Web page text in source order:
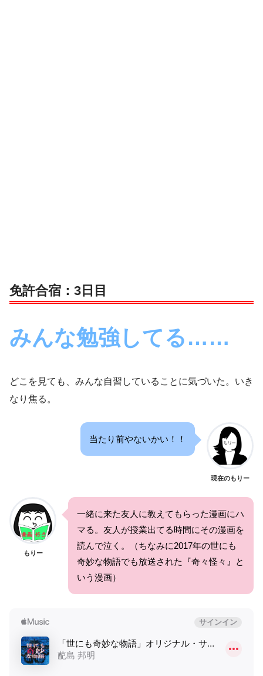
免許合宿：3日目
みんな勉強してる……
どこを見ても、みんな自習していることに気づいた。いき
なり焦る。
当たり前やないかい！！
現在のもりー
もりー
一緒に来た友人に教えてもらった漫画にハ
マる。友人が授業出てる時間にその漫画を
読んで泣く。（ちなみに2017年の世にも
奇妙な物語でも放送された『奇々怪々』と
いう漫画）